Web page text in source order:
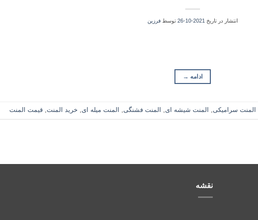
انتشار در تاریخ 2021-10-26 توسط فرزین
ادامه →
المنت سرامیکی, المنت شیشه ای, المنت فشنگی, المنت میله ای, خرید المنت, قیمت المنت
نقشه